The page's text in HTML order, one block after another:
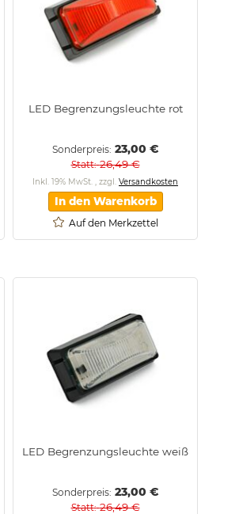
LED Begrenzungsleuchte rot
Sonderpreis 23,00 €
Statt 26,49 €
Inkl. 19% MwSt. , zzgl. Versandkosten
In den Warenkorb
Auf den Merkzettel
LED Begrenzungsleuchte weiß
Sonderpreis 23,00 €
Statt 26,49 €